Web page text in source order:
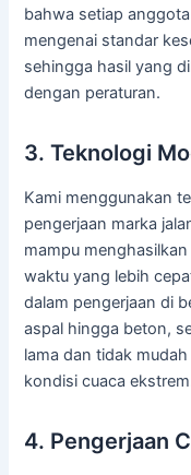
bahwa setiap
mengenai standar
sehingga hasil yang
dengan peraturan.
3. Teknologi
Kami menggunakan
pengerjaan marka
mampu
waktu yang lebih
dalam pengerjaan di
aspal hingga beton,
lama dan tidak
kondisi cuaca
4. Pengerjaan